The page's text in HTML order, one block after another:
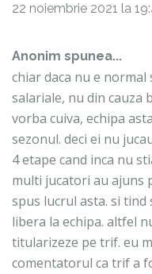
22 noiembrie 2021 la
Anonim spunea...
chiar daca nu e
salariale, nu din cauza
vorba cuiva, echipa
sezonul. deci ei nu
4 etape cand inca nu
multi jucatori au ajuns
spus lucrul asta. si tind
libera la echipa. altfel
titularizeze pe trif. eu
comentatorul ca trif a